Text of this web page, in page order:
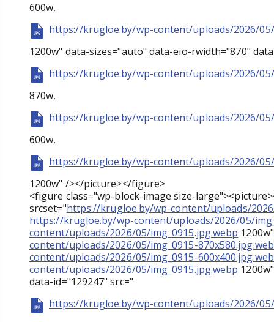
600w,
https://krugloe.by/wp-content/uploads/2026/
1200w" data-sizes="auto" data-eio-rwidth="870"
https://krugloe.by/wp-content/uploads/2026/05/
870w,
https://krugloe.by/wp-content/uploads/2026/05/
600w,
https://krugloe.by/wp-content/uploads/2026/
1200w" /></picture></figure>
<figure class="wp-block-image size-
srcset="https://krugloe.by/wp-content/uploads/
https://krugloe.by/wp-content/uploads/2026/05/
content/uploads/2026/05/img_0915.jpg.webp
content/uploads/2026/05/img_0915-
content/uploads/2026/05/img_0915-
content/uploads/2026/05/img_0915.jpg.webp
data-id="129247" src="
https://krugloe.by/wp-content/uploads/2026/05/